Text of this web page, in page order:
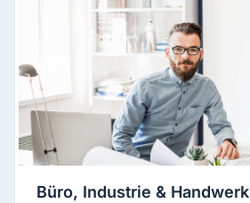
Büro, Industrie & Handwerk